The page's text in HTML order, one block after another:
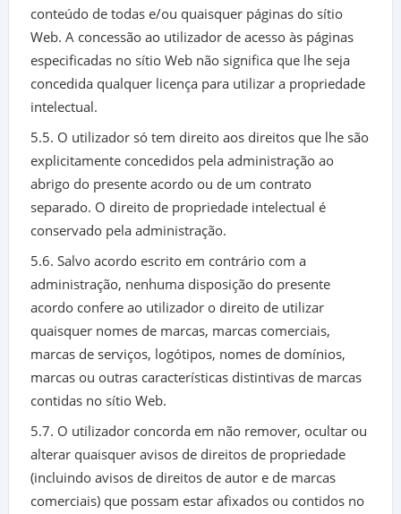
conteúdo de todas e/ou quaisquer páginas do sítio
Web. A concessão ao utilizador de acesso às páginas
especificadas no sítio Web não significa que lhe seja
concedida qualquer licença para utilizar a propriedade
intelectual.
5.5. O utilizador só tem direito aos direitos que lhe são
explicitamente concedidos pela administração ao
abrigo do presente acordo ou de um contrato
separado. O direito de propriedade intelectual é
conservado pela administração.
5.6. Salvo acordo escrito em contrário com a
administração, nenhuma disposição do presente
acordo confere ao utilizador o direito de utilizar
quaisquer nomes de marcas, marcas comerciais,
marcas de serviços, logótipos, nomes de domínios,
marcas ou outras características distintivas de marcas
contidas no sítio Web.
5.7. O utilizador concorda em não remover, ocultar ou
alterar quaisquer avisos de direitos de propriedade
(incluindo avisos de direitos de autor e de marcas
comerciais) que possam estar afixados ou contidos no